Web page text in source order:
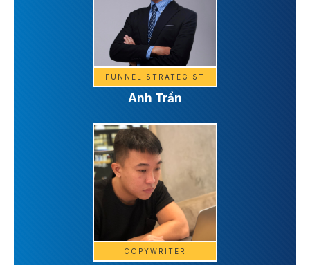
FUNNEL STRATEGIST
Anh Trần
COPYWRITER